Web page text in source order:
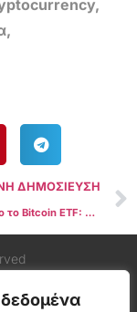
,
,
ΔΗΜΟΣΙΕΥΣΗ
Αναπόφευκτο το Bitcoin ETF: Απόψεις από τον πρώην πρόεδρο της SEC σχετικά με το ‘Τίποτα δεν έμεινε να αποφασιστεί’